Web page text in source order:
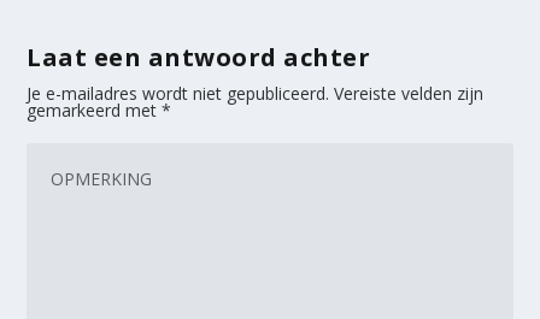
Laat een antwoord achter
Je e-mailadres wordt niet gepubliceerd. Vereiste velden zijn
gemarkeerd met*